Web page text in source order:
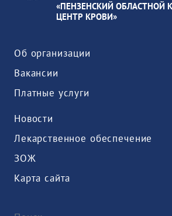
«ПЕНЗЕНСКИЙ ОБЛАСТНОЙ
ЦЕНТР КРОВИ»
Об организации
Вакансии
Платные услуги
Новости
Лекарственное обеспечение
ЗОЖ
Карта сайта